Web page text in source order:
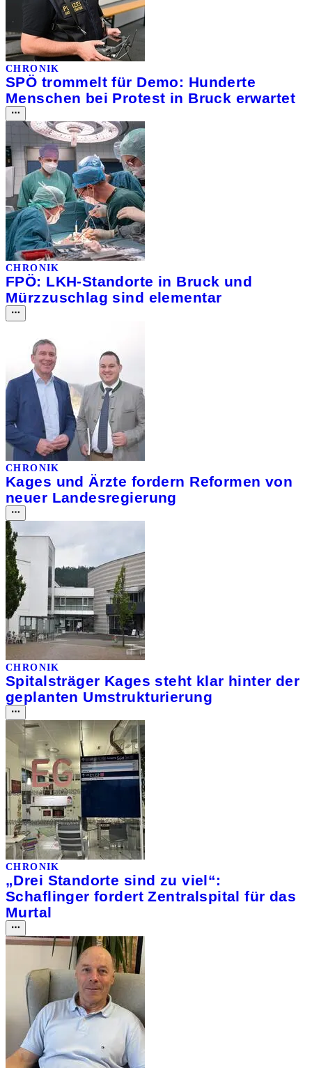
CHRONIK
SPÖ trommelt für Demo: Hunderte
Menschen bei Protest in Bruck erwartet
CHRONIK
FPÖ: LKH-Standorte in Bruck und
Mürzzuschlag sind elementar
CHRONIK
Kages und Ärzte fordern Reformen von
neuer Landesregierung
CHRONIK
Spitalsträger Kages steht klar hinter der
geplanten Umstrukturierung
CHRONIK
„Drei Standorte sind zu viel“:
Schaflinger fordert Zentralspital für das
Murtal